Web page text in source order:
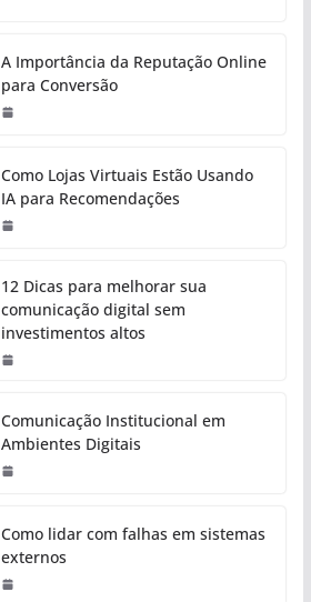
A Importância da Reputação Online
para Conversão
Como Lojas Virtuais Estão Usando
IA para Recomendações
12 Dicas para melhorar sua
comunicação digital sem
investimentos altos
Comunicação Institucional em
Ambientes Digitais
Como lidar com falhas em sistemas
externos